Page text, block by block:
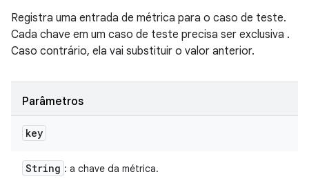
Registra uma entrada de métrica para o caso de teste.
Cada chave em um caso de teste precisa ser exclusiva .
Caso contrário, ela vai substituir o valor anterior.
Parâmetros
key
String : a chave da métrica.